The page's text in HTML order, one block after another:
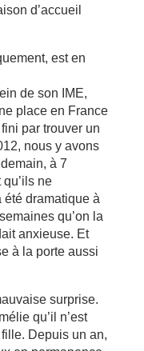
d’accueil
est en
de son IME,
place en France
par trouver un
nous y avons
à 7
ne
été dramatique à
qu’on la
anxieuse. Et
à la porte aussi
surprise.
qu’il n’est
Depuis un an,